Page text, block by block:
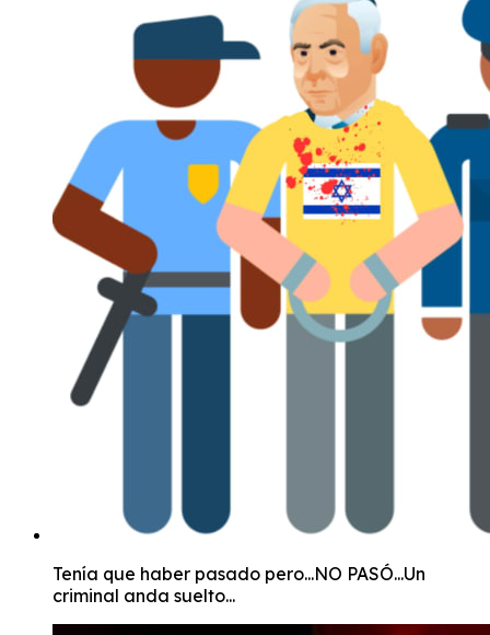
Tenía que haber pasado pero...NO PASÓ...Un
criminal anda suelto...